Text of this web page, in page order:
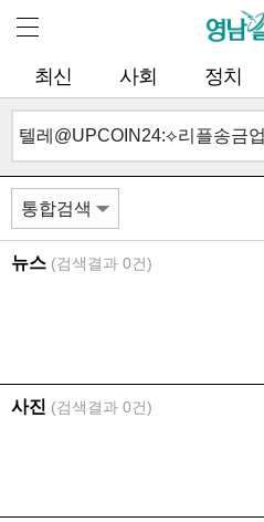
최신 사회 정치